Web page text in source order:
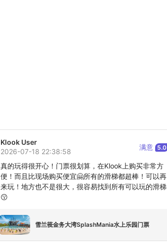
Klook User
2026-07-18 22:38:58
满意 5.0
真的玩得很开心！门票很划算，在Klook上购买非常方
便！而且比现场购买便宜🤗所有的滑梯都超棒！可以再
来玩！地方也不是很大，很容易找到所有可以玩的滑梯
😗
雪兰莪金务大湾SplashMania水上乐园门票